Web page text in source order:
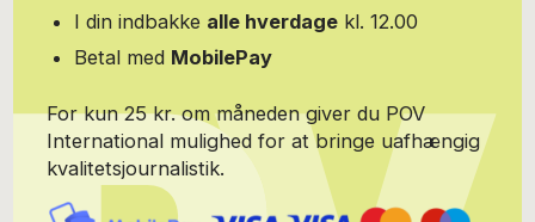
I din indbakke alle hverdage kl. 12.00
Betal med MobilePay
For kun 25 kr. om måneden giver du POV
International mulighed for at bringe uafhængig
kvalitetsjournalistik.